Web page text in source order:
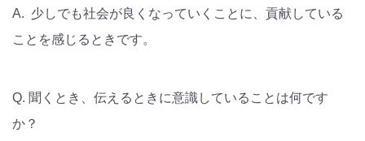
A. 少しでも社会が良くなっていくことに、貢献している
ことを感じるときです。
Q. 聞くとき、伝えるときに意識していることは何です
か？